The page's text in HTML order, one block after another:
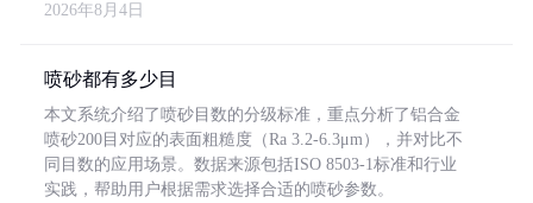
2026年8月4日
喷砂都有多少目
本文系统介绍了喷砂目数的分级标准，重点分析了铝合金
喷砂200目对应的表面粗糙度（Ra 3.2-6.3μm），并对比不
同目数的应用场景。数据来源包括ISO 8503-1标准和行业
实践，帮助用户根据需求选择合适的喷砂参数。